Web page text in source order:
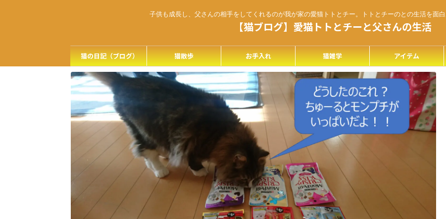
子供も成長し、父さんの相手をしてくれるのが我が家の愛猫トトとチー。トトとチーのとの生活を面
【猫ブログ】愛猫トトとチーと父さんの生活
猫の日記（ブログ） 猫散歩 お手入れ 猫雑学 アイテム